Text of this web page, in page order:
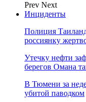
Prev Next
Инциденты
Полиция
россиянку
Утечку нефти
берегов Омана
В Тюмени за
убитой паводком